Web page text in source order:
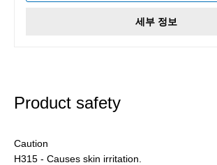
세부 정보
Product safety
Caution
H315 - Causes skin irritation.